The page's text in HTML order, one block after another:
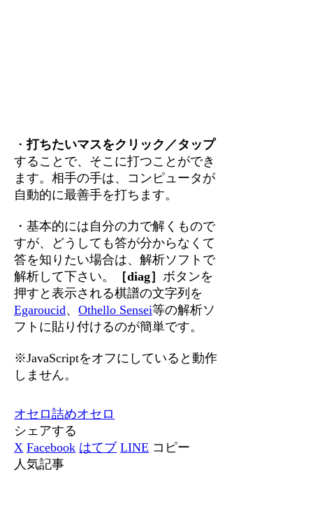
・打ちたいマスをクリック／タップ
することで、そこに打つことができ
ます。相手の手は、コンピュータが
自動的に最善手を打ちます。
・基本的には自分の力で解くもので
すが、どうしても答が分からなくて
答を知りたい場合は、解析ソフトで
解析して下さい。
［diag］ ボタンを
押すと表示される棋譜の文字列を
Egaroucid、Othello Sensei等の解析ソ
フトに貼り付けるのが簡単です。
※JavaScriptをオフにしていると動作
しません。
オセロ詰めオセロ
シェアする
X Facebook はてブ LINE コピー
人気記事